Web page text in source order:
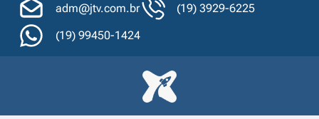
adm@jtv.com.br
(19) 3929-6225
(19) 99450-1424